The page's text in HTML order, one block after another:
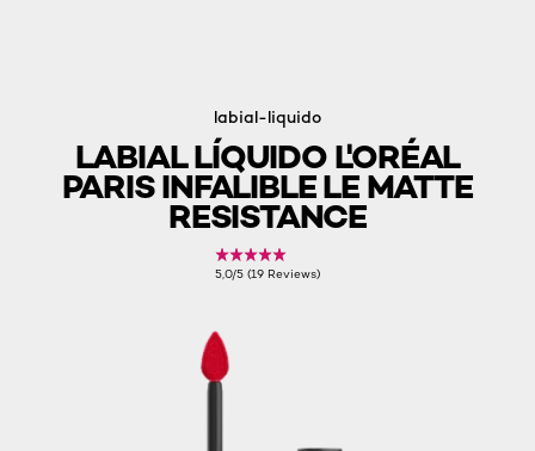
labial-liquido
LABIAL LÍQUIDO L'ORÉAL
PARIS INFALIBLE LE MATTE
RESISTANCE
5,0/5 (19 Reviews)